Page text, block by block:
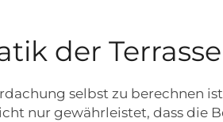
der
selbst zu berechnen
nur gewährleistet, dass die